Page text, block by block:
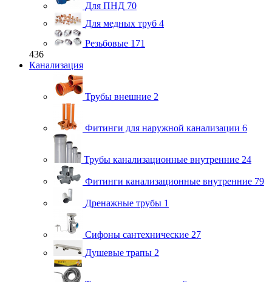
Для ПНД 70
Для медных труб 4
Резьбовые 171
436
Канализация
Трубы внешние 2
Фитинги для наружной канализации 6
Трубы канализационные внутренние 24
Фитинги канализационные внутренние 79
Дренажные трубы 1
Сифоны сантехнические 27
Душевые трапы 2